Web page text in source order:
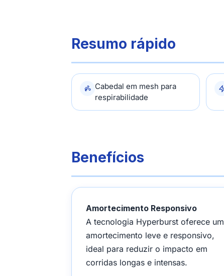
Resumo rápido
Cabedal em mesh para
respirabilidade
Benefícios
Amortecimento Responsivo
A tecnologia Hyperburst oferece um
amortecimento leve e responsivo,
ideal para reduzir o impacto em
corridas longas e intensas.